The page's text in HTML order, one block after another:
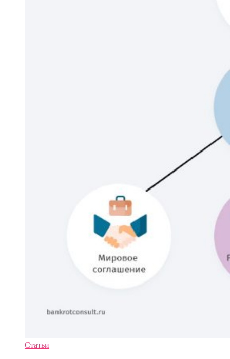
Статьи